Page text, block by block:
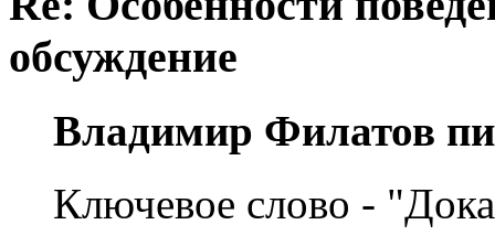
обсуждение
Владимир Филатов
Ключевое слово -